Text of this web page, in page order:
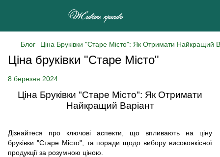
Блог Ціна Бруківки "Старе Місто": Як Отримати Найкращий
Ціна бруківки "Старе Місто"
8 березня 2024
Ціна Бруківки "Старе Місто": Як Отримати
Найкращий Варіант
Дізнайтеся про ключові аспекти, що впливають на ціну
бруківки "Старе Місто", та поради щодо вибору високоякісної
продукції за розумною ціною.